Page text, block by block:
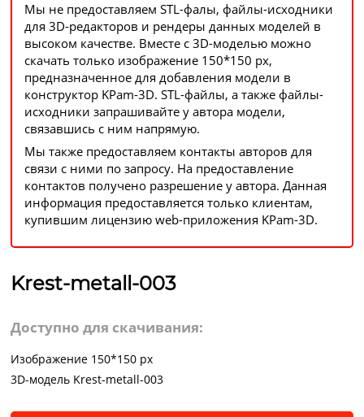
Мы не предоставляем STL-фалы, файлы-исходники
для 3D-редакторов и рендеры данных моделей в
высоком качестве. Вместе с 3D-моделью можно
скачать только изображение 150*150 px,
предназначенное для добавления модели в
конструктор KPam-3D. STL-файлы, а также файлы-
исходники запрашивайте у автора модели,
связавшись с ним напрямую.
Мы также предоставляем контакты авторов для
связи с ними по запросу. На предоставление
контактов получено разрешение у автора. Данная
информация предоставляется только клиентам,
купившим лицензию web-приложения KPam-3D.
Krest-metall-003
Доступно для скачивания:
Изображение 150*150 px
3D-модель Krest-metall-003